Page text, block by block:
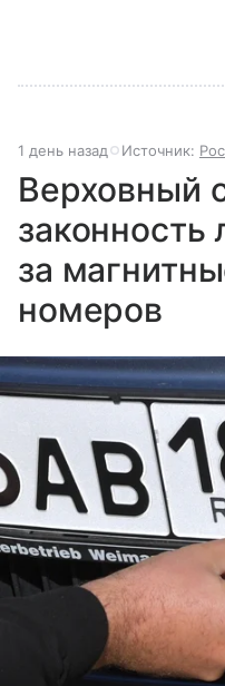
1 день назад Источник:
Верховный
за
номеров